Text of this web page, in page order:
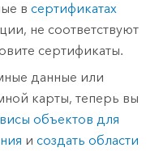
всертификатах
не соответствуют
сертификаты.
данные или
карты, теперь вы
объектов для
исоздать области